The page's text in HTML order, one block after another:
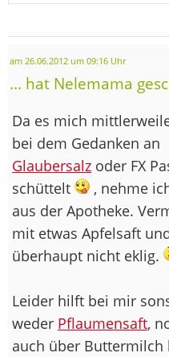
am 26.06.2012 um 09:16 Uhr
... hat Nelemama
Da es mich
bei dem Gedanken an
Glaubersalz oder FX
schüttelt
, nehme
aus der Apotheke.
mit etwas Apfelsaft
überhaupt nicht eklig.
Leider hilft bei mir
weder Pflaumensaft,
auch über